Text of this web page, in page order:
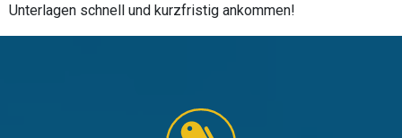
Unterlagen schnell und kurzfristig ankommen!